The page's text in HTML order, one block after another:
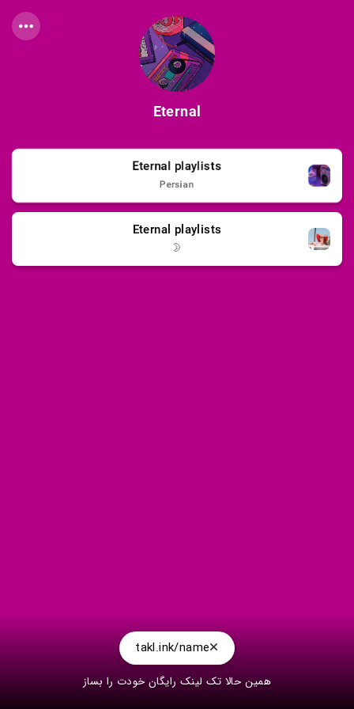
Eternal
Eternal playlists
Persian
Eternal playlists
🌛
takl.ink/name
همین حالا تک لینک رایگان خودت را بساز